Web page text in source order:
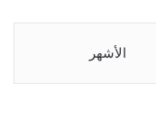
الأشهر